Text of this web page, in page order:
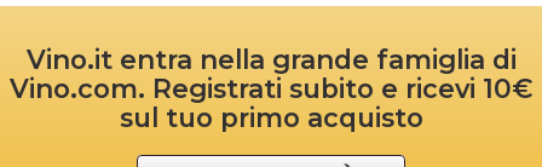
Vino.it entra nella grande famiglia di
Vino.com. Registrati subito e ricevi 10€
sul tuo primo acquisto